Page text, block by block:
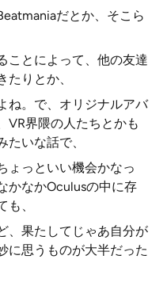
だとか、そこら
ことによって、他の友達
りとか、
ね。で、オリジナルアバ
VR界隈の人たちとかも
いな話で、
ょっといい機会かなっ
かなかOculusの中に存
、
、果たしてじゃあ自分が
に思うものが大半だった